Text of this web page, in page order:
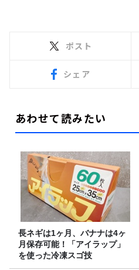
ポスト
シェア
あわせて読みたい
長ネギは1ヶ月、バナナは4ヶ
月保存可能！「アイラップ」
を使った冷凍スゴ技